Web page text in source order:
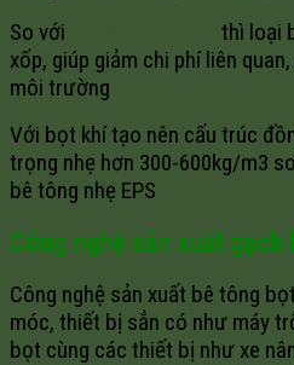
So với
thì loại
xốp, giúp giảm chi phí liên
môi trường
Với bọt khí tạo nên cấu trúc
trọng nhẹ hơn 300-600kg/m3
bê tông nhẹ EPS
Công nghệ sản xuất gạch
Công nghệ sản xuất bê tông
móc, thiết bị sẳn có như máy
bọt cùng các thiết bị như xe